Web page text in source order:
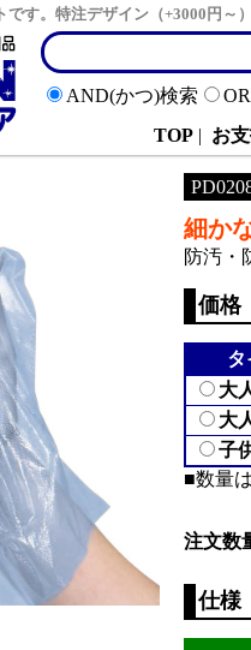
す。特注デザイン（+3000円
AND(かつ)検索
TOP | お
細か
防汚・
価格
タ
大
大
子
■数量
注文数
仕様